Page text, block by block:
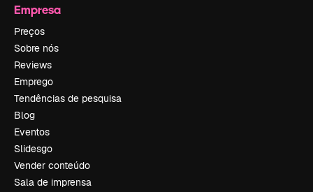
Empresa
Preços
Sobre nós
Reviews
Emprego
Tendências de pesquisa
Blog
Eventos
Slidesgo
Vender conteúdo
Sala de imprensa